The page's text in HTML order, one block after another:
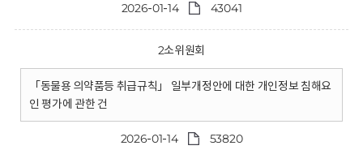
2026-01-14 43041
2소위원회
「동물용 의약품등 취급규칙」 일부개정안에 대한 개인정보 침해요
인 평가에 관한 건
2026-01-14 53820